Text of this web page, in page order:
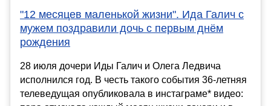
"12 месяцев маленькой жизни". Ида Галич с
мужем поздравили дочь с первым днём
рождения
28 июля дочери Иды Галич и Олега Ледвича
исполнился год. В честь такого события 36-летняя
телеведущая опубликовала в инстаграме* видео: